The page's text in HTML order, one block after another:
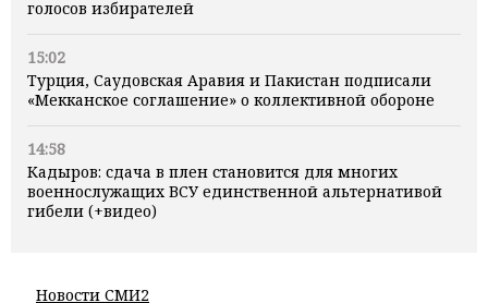
голосов избирателей
15:02
Турция, Саудовская Аравия и Пакистан подписали
«Мекканское соглашение» о коллективной обороне
14:58
Кадыров: сдача в плен становится для многих
военнослужащих ВСУ единственной альтернативой
гибели (+видео)
Новости СМИ2